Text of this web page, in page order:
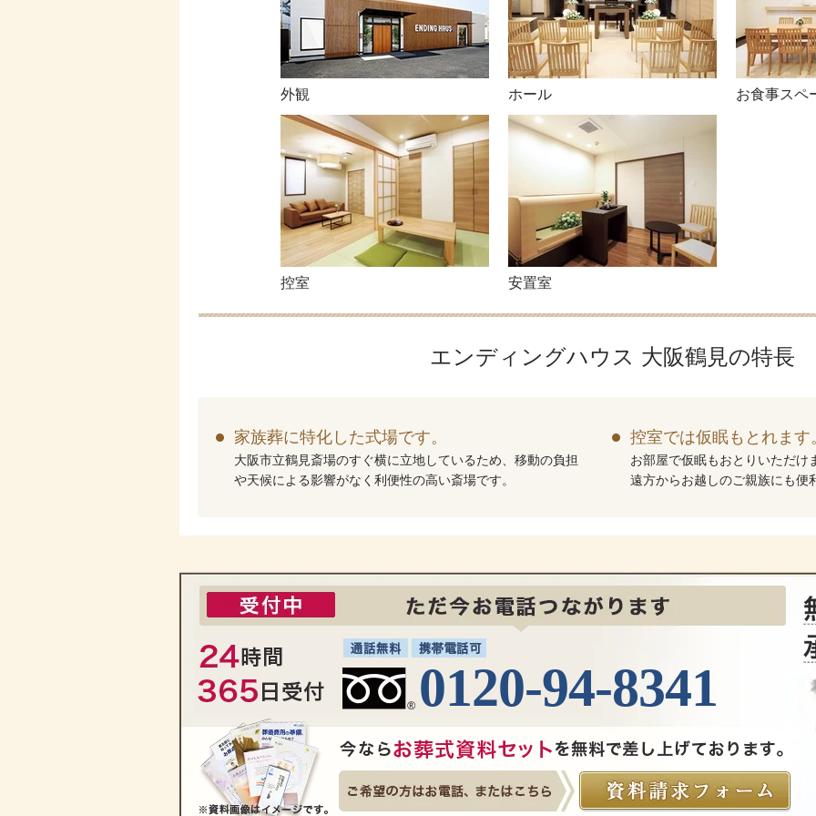
外観 ホール お食事スペ
控室 安置室
エンディングハウス 大阪鶴見の特長
家族葬に特化した式場です。
大阪市立鶴見斎場のすぐ横に立地しているため、移動の負担
や天候による影響がなく利便性の高い斎場です。
控室では仮眠もとれます
お部屋で仮眠もおとりいただけ
遠方からお越しのご親族にも便
0120-94-8341